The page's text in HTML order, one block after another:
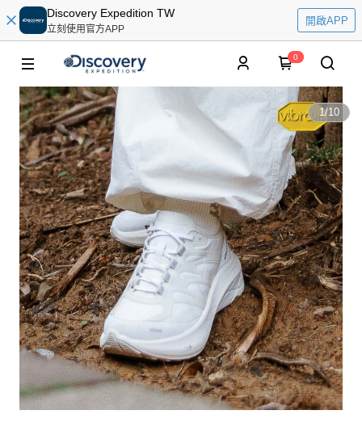
Discovery Expedition TW
立刻使用官方APP
開啟APP
0
1/10